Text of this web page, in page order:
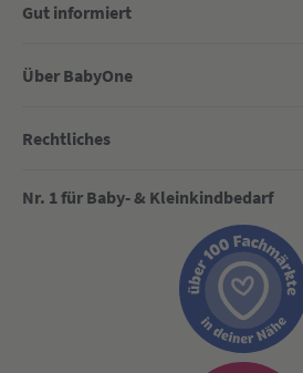
Gut informiert
Über BabyOne
Rechtliches
Nr. 1 für Baby- & Kleinkindbedarf